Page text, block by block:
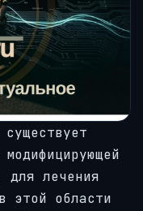
для лечения
этой области